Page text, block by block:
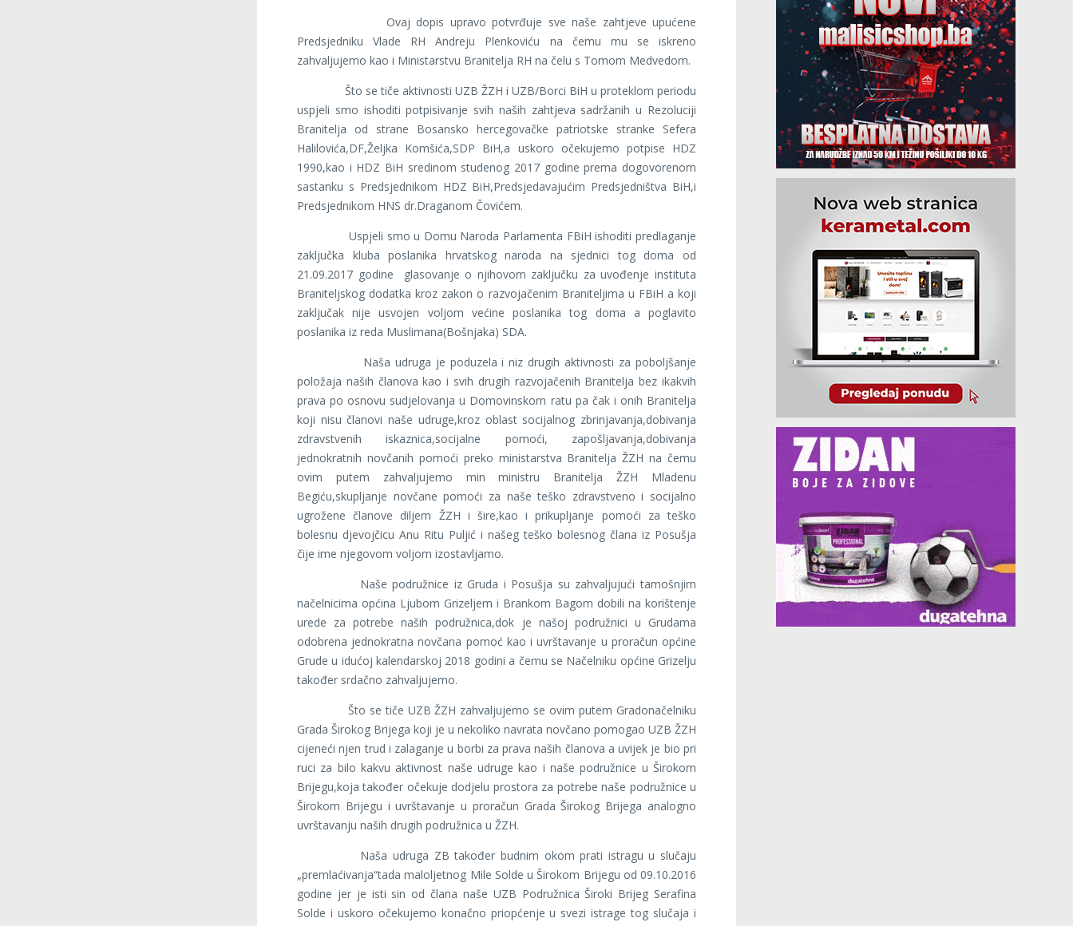
Ovaj dopis upravo potvrđuje sve naše zahtjeve upućene
Predsjedniku Vlade RH Andreju Plenkoviću na čemu mu se iskreno
zahvaljujemo kao i Ministarstvu Branitelja RH na čelu s Tomom Medvedom.
Što se tiče aktivnosti UZB ŽZH i UZB/Borci BiH u proteklom periodu
uspjeli smo ishoditi potpisivanje svih naših zahtjeva sadržanih u Rezoluciji
Branitelja od strane Bosansko hercegovačke patriotske stranke Sefera
Halilovića,DF,Željka Komšića,SDP BiH,a uskoro očekujemo potpise HDZ
1990,kao i HDZ BiH sredinom studenog 2017 godine prema dogovorenom
sastanku s Predsjednikom HDZ BiH,Predsjedavajućim Predsjedništva BiH,i
Predsjednikom HNS dr.Draganom Čovićem.
Uspjeli smo u Domu Naroda Parlamenta FBiH ishoditi predlaganje
zaključka kluba poslanika hrvatskog naroda na sjednici tog doma od
21.09.2017 godine glasovanje o njihovom zaključku za uvođenje instituta
Braniteljskog dodatka kroz zakon o razvojačenim Braniteljima u FBiH a koji
zaključak nije usvojen voljom većine poslanika tog doma a poglavito
poslanika iz reda Muslimana(Bošnjaka) SDA.
Naša udruga je poduzela i niz drugih aktivnosti za poboljšanje
položaja naših članova kao i svih drugih razvojačenih Branitelja bez ikakvih
prava po osnovu sudjelovanja u Domovinskom ratu pa čak i onih Branitelja
koji nisu članovi naše udruge,kroz oblast socijalnog zbrinjavanja,dobivanja
zdravstvenih iskaznica,socijalne pomoći, zapošljavanja,dobivanja
jednokratnih novčanih pomoći preko ministarstva Branitelja ŽZH na čemu
ovim putem zahvaljujemo min ministru Branitelja ŽZH Mladenu
Begiću,skupljanje novčane pomoći za naše teško zdravstveno i socijalno
ugrožene članove diljem ŽZH i šire,kao i prikupljanje pomoći za teško
bolesnu djevojčicu Anu Ritu Puljić i našeg teško bolesnog člana iz Posušja
čije ime njegovom voljom izostavljamo.
Naše podružnice iz Gruda i Posušja su zahvaljujući tamošnjim
načelnicima općina Ljubom Grizeljem i Brankom Bagom dobili na korištenje
urede za potrebe naših podružnica,dok je našoj podružnici u Grudama
odobrena jednokratna novčana pomoć kao i uvrštavanje u proračun općine
Grude u idućoj kalendarskoj 2018 godini a čemu se Načelniku općine Grizelju
također srdačno zahvaljujemo.
Što se tiče UZB ŽZH zahvaljujemo se ovim putem Gradonačelniku
Grada Širokog Brijega koji je u nekoliko navrata novčano pomogao UZB ŽZH
cijeneći njen trud i zalaganje u borbi za prava naših članova a uvijek je bio pri
ruci za bilo kakvu aktivnost naše udruge kao i naše podružnice u Širokom
Brijegu,koja također očekuje dodjelu prostora za potrebe naše podružnice u
Širokom Brijegu i uvrštavanje u proračun Grada Širokog Brijega analogno
uvrštavanju naših drugih podružnica u ŽZH.
Naša udruga ZB također budnim okom prati istragu u slučaju
„premlaćivanja“tada maloljetnog Mile Solde u Širokom Brijegu od 09.10.2016
godine jer je isti sin od člana naše UZB Podružnica Široki Brijeg Serafina
Solde i uskoro očekujemo konačno priopćenje u svezi istrage tog slučaja i